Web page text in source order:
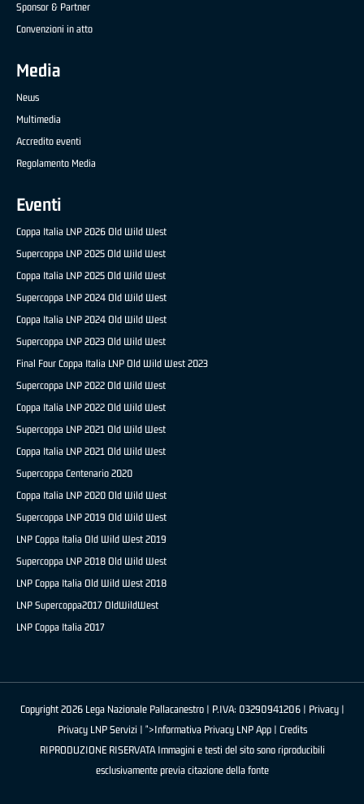
Sponsor & Partner
Convenzioni in atto
Media
News
Multimedia
Accredito eventi
Regolamento Media
Eventi
Coppa Italia LNP 2026 Old Wild West
Supercoppa LNP 2025 Old Wild West
Coppa Italia LNP 2025 Old Wild West
Supercoppa LNP 2024 Old Wild West
Coppa Italia LNP 2024 Old Wild West
Supercoppa LNP 2023 Old Wild West
Final Four Coppa Italia LNP Old Wild West 2023
Supercoppa LNP 2022 Old Wild West
Coppa Italia LNP 2022 Old Wild West
Supercoppa LNP 2021 Old Wild West
Coppa Italia LNP 2021 Old Wild West
Supercoppa Centenario 2020
Coppa Italia LNP 2020 Old Wild West
Supercoppa LNP 2019 Old Wild West
LNP Coppa Italia Old Wild West 2019
Supercoppa LNP 2018 Old Wild West
LNP Coppa Italia Old Wild West 2018
LNP Supercoppa2017 OldWildWest
LNP Coppa Italia 2017
Copyright 2026 Lega Nazionale Pallacanestro | P.IVA: 03290941206 | Privacy|
Privacy LNP Servizi | ">Informativa Privacy LNP App | Credits
RIPRODUZIONE RISERVATA Immagini e testi del sito sono riproducibili
esclusivamente previa citazione della fonte